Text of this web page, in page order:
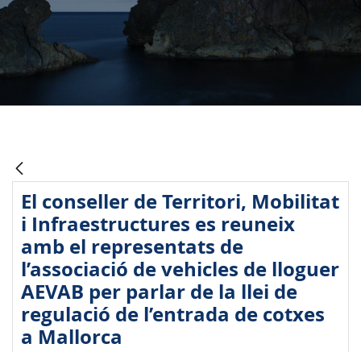
El conseller de Territori, Mobilitat
i Infraestructures es reuneix
amb el representats de
l’associació de vehicles de lloguer
AEVAB per parlar de la llei de
regulació de l’entrada de cotxes
a Mallorca